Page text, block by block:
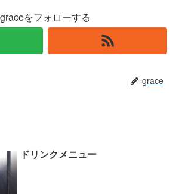
graceをフォローする
grace
ドリンクメニュー